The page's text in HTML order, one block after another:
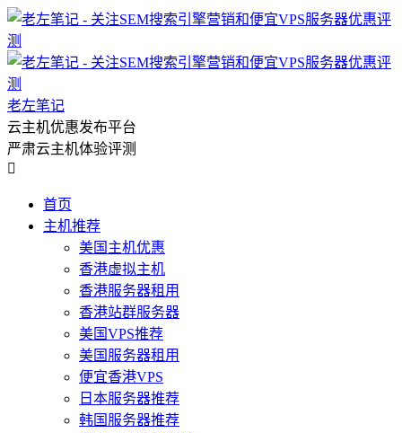
老左笔记
云主机优惠发布平台
严肃云主机体验评测

首页
主机推荐
美国主机优惠
香港虚拟主机
香港服务器租用
香港站群服务器
美国VPS推荐
美国服务器租用
便宜香港VPS
日本服务器推荐
韩国服务器推荐